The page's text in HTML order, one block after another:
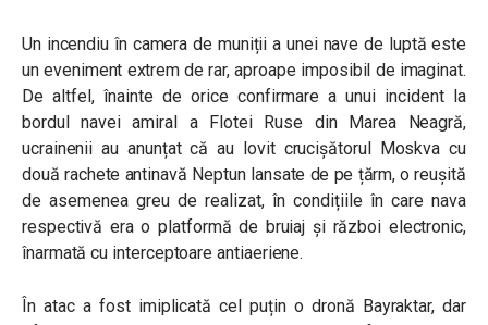
Un incendiu în camera de muniții a unei nave de luptă este
un eveniment extrem de rar, aproape imposibil de imaginat.
De altfel, înainte de orice confirmare a unui incident la
bordul navei amiral a Flotei Ruse din Marea Neagră,
ucrainenii au anunțat că au lovit crucișătorul Moskva cu
două rachete antinavă Neptun lansate de pe țărm, o reușită
de asemenea greu de realizat, în condițiile în care nava
respectivă era o platformă de bruiaj și război electronic,
înarmată cu interceptoare antiaeriene.
În atac a fost imiplicată cel puțin o dronă Bayraktar, dar